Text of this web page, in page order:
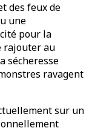
des feux de
une
pour la
rajouter au
sécheresse
ravagent
sur un